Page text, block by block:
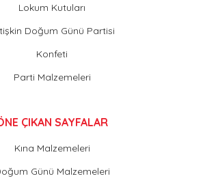
Lokum Kutuları
Doğum Günü Partisi
Konfeti
Parti Malzemeleri
ÇIKAN SAYFALAR
Kına Malzemeleri
Günü Malzemeleri